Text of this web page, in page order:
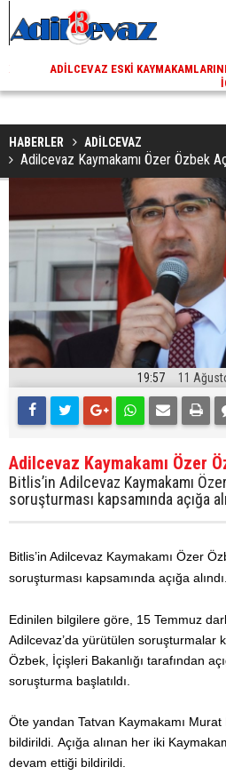
ADILCEVAZ ESKI
HABERLER ADİLCEVAZ
Adilcevaz Kaymakamı Özer Özbek
19:57 11
Adilcevaz Kaymakamı Özer
Bitlis’in Adilcevaz Kaymakamı
soruşturması kapsamında açığa
Bitlis’in Adilcevaz Kaymakamı Özer
soruşturması kapsamında açığa alındı.
Edinilen bilgilere göre, 15 Temmuz
Adilcevaz’da yürütülen soruşturmalar
Özbek, İçişleri Bakanlığı tarafından
soruşturma başlatıldı.
Öte yandan Tatvan Kaymakamı Murat
bildirildi. Açığa alınan her iki
devam ettiği bildirildi.